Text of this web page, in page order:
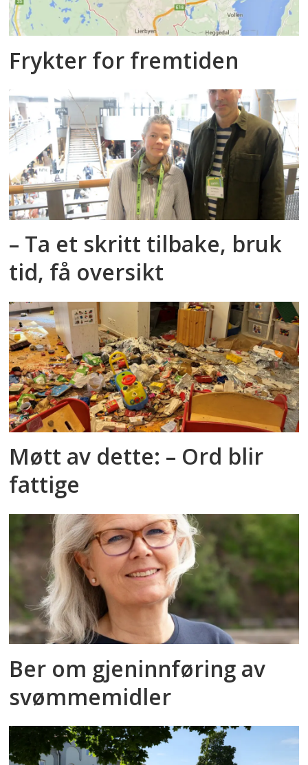
Frykter for fremtiden
– Ta et skritt tilbake, bruk
tid, få oversikt
Møtt av dette: – Ord blir
fattige
Ber om gjeninnføring av
svømmemidler